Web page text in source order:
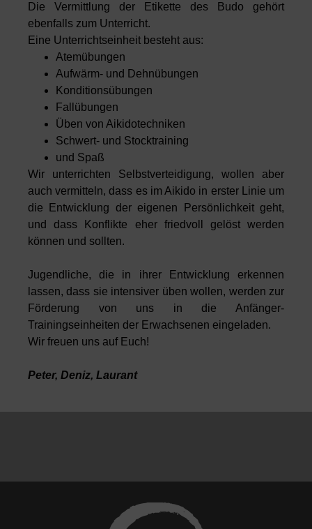
Die Vermittlung der Etikette des Budo gehört
ebenfalls zum Unterricht.
Eine Unterrichtseinheit besteht aus:
Atemübungen
Aufwärm- und Dehnübungen
Konditionsübungen
Fallübungen
Üben von Aikidotechniken
Schwert- und Stocktraining
und Spaß
Wir unterrichten Selbstverteidigung, wollen aber
auch vermitteln, dass es im Aikido in erster Linie um
die Entwicklung der eigenen Persönlichkeit geht,
und dass Konflikte eher friedvoll gelöst werden
können und sollten.
Jugendliche, die in ihrer Entwicklung erkennen
lassen, dass sie intensiver üben wollen, werden zur
Förderung von uns in die Anfänger-
Trainingseinheiten der Erwachsenen eingeladen.
Wir freuen uns auf Euch!
Peter, Deniz, Laurant